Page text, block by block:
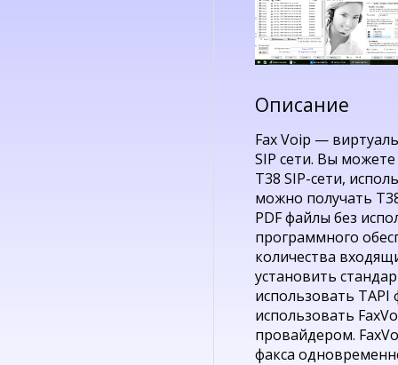
Описание
Fax Voip —
SIP сети. Вы
T38 SIP-сети,
можно получать
PDF файлы без
программного
количества
установить
использовать
использовать
провайдером.
факса